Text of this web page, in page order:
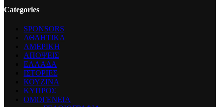
Categories
SPONSORS
ΑΘΛΗΤΙΚΑ
ΑΜΕΡΙΚΗ
ΑΠΟΨΕΙΣ
ΕΛΛΑΔΑ
ΙΣΤΟΡΙΕΣ
ΚΟΥΖΙΝΑ
ΚΥΠΡΟΣ
ΟΜΟΓΕΝΕΙΑ